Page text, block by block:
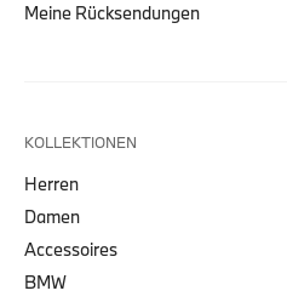
Meine Rücksendungen
KOLLEKTIONEN
Herren
Damen
Accessoires
BMW